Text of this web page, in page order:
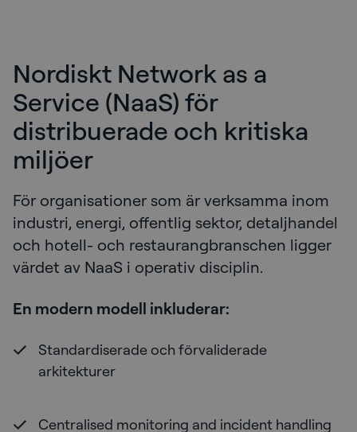
Nordiskt Network as a
Service (NaaS) för
distribuerade och kritiska
miljöer
För organisationer som är verksamma inom
industri, energi, offentlig sektor, detaljhandel
och hotell- och restaurangbranschen ligger
värdet av NaaS i operativ disciplin.
En modern modell inkluderar:
Standardiserade och förvaliderade
arkitekturer
Centralised monitoring and incident handling